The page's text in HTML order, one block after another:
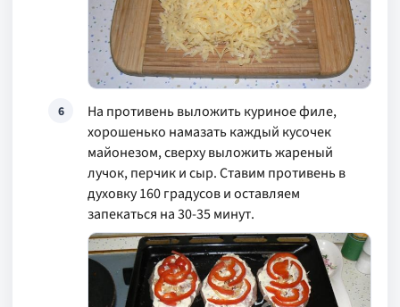
6
На противень выложить куриное филе,
хорошенько намазать каждый кусочек
майонезом, сверху выложить жареный
лучок, перчик и сыр. Ставим противень в
духовку 160 градусов и оставляем
запекаться на 30-35 минут.